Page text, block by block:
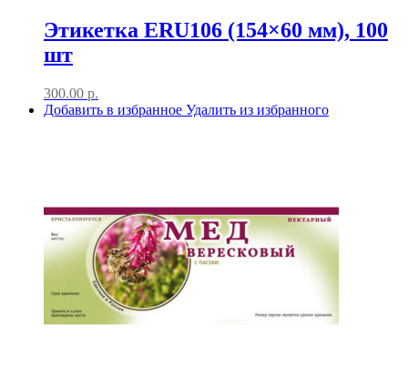
Этикетка ERU106 (154×60 мм), 100
шт
300.00 р.
Добавить в избранное Удалить из избранного